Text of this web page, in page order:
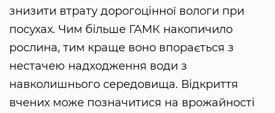
знизити втрату дорогоцінної вологи при
посухах. Чим більше ГАМК накопичило
рослина, тим краще воно впорається з
нестачею надходження води з
навколишнього середовища. Відкриття
вчених може позначитися на врожайності